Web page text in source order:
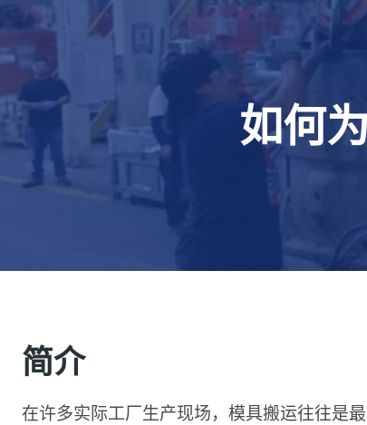
如何
简介
在许多实际工厂生产现场，模具搬运往往是